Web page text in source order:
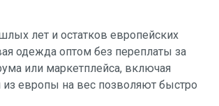
лет и остатков европейских
одежда оптом без переплаты за
или маркетплейса, включая
европы на вес позволяют быстро